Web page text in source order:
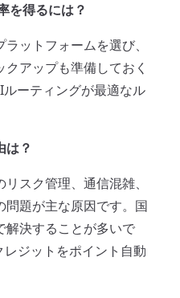
を得るには？
ットフォームを選び、
アップも準備しておく
ーティングが最適なル
は？
スク管理、通信混雑、
問題が主な原因です。国
解決することが多いで
ジットをポイント自動